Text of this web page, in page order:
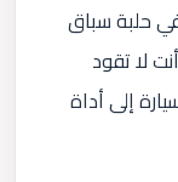
حلبة سباق
لا تقود
إلى أداة